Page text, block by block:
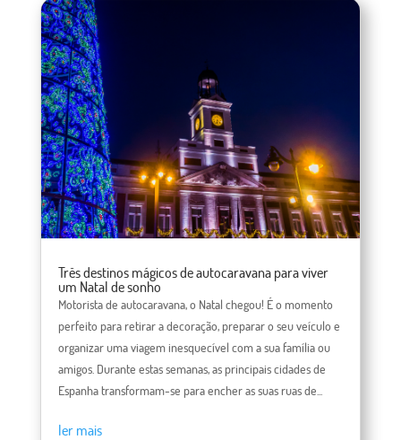
Três destinos mágicos de autocaravana para viver
um Natal de sonho
Motorista de autocaravana, o Natal chegou! É o momento
perfeito para retirar a decoração, preparar o seu veículo e
organizar uma viagem inesquecível com a sua família ou
amigos. Durante estas semanas, as principais cidades de
Espanha transformam-se para encher as suas ruas de...
ler mais